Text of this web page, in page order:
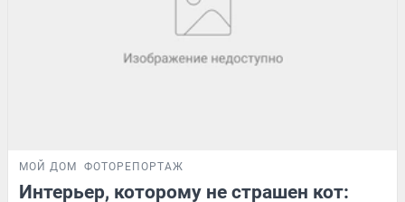
МОЙ ДОМ ФОТОРЕПОРТАЖ
Интерьер, которому не страшен кот: